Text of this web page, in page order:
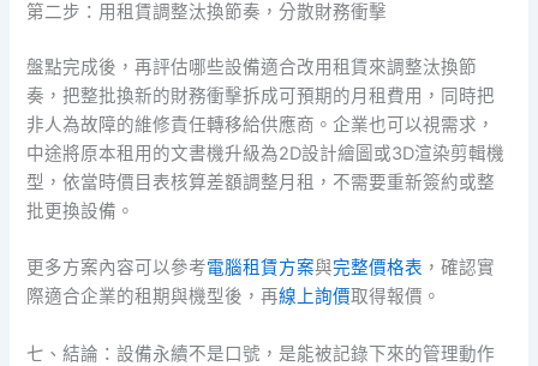
第二步：用租賃調整汰換節奏，分散財務衝擊
盤點完成後，再評估哪些設備適合改用租賃來調整汰換節
奏，把整批換新的財務衝擊拆成可預期的月租費用，同時把
非人為故障的維修責任轉移給供應商。企業也可以視需求，
中途將原本租用的文書機升級為2D設計繪圖或3D渲染剪輯機
型，依當時價目表核算差額調整月租，不需要重新簽約或整
批更換設備。
更多方案內容可以參考電腦租賃方案與完整價格表 ，確認實
際適合企業的租期與機型後，再線上詢價取得報價。
七、結論：設備永續不是口號，是能被記錄下來的管理動作